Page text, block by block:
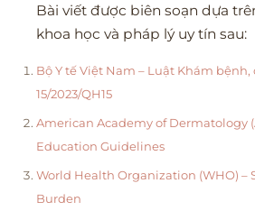
Bài viết được biên soạn dựa
khoa học và pháp lý uy tín sau:
Bộ Y tế Việt Nam – Luật Khám bệnh,
15/2023/QH15
American Academy of Dermatology
Education Guidelines
World Health Organization (WHO) –
Burden